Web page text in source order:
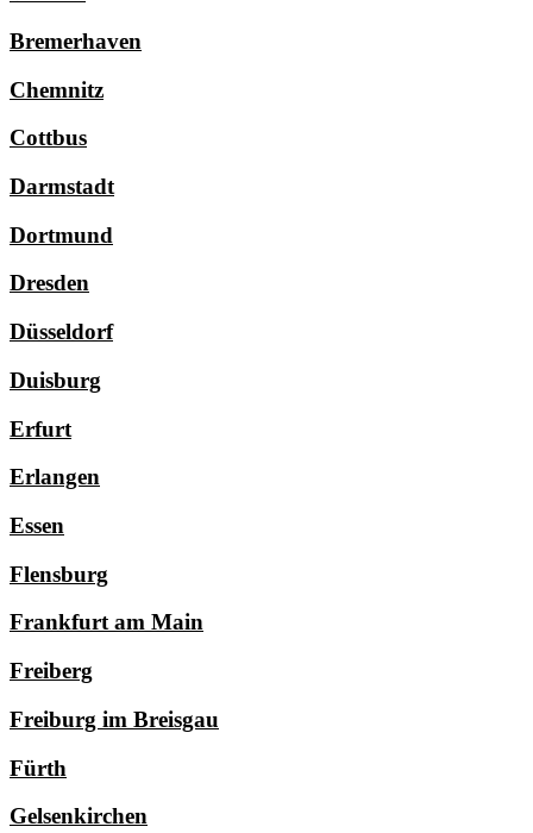
Bremerhaven
Chemnitz
Cottbus
Darmstadt
Dortmund
Dresden
Düsseldorf
Duisburg
Erfurt
Erlangen
Essen
Flensburg
Frankfurt am Main
Freiberg
Freiburg im Breisgau
Fürth
Gelsenkirchen